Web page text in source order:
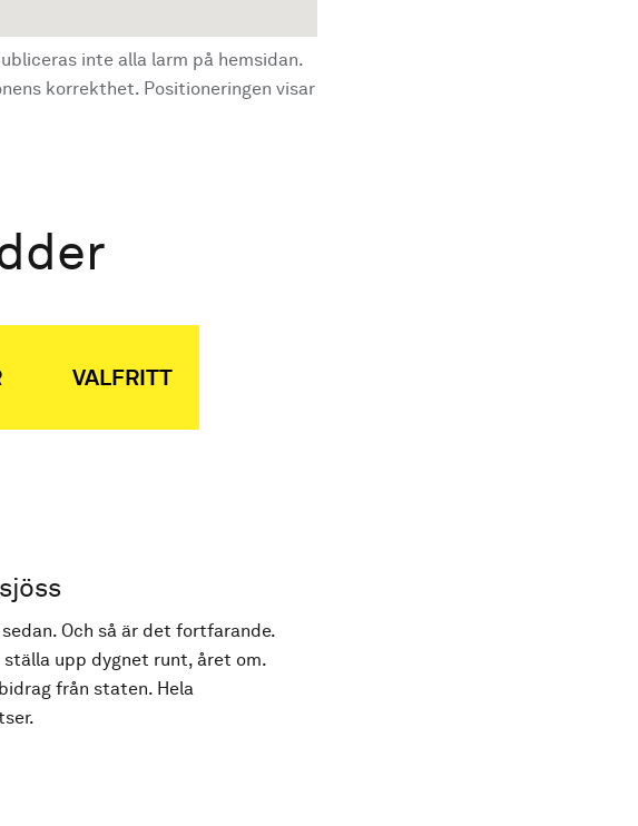
inte alla larm på hemsidan.
korrekthet. Positioneringen visar
VALFRITT
Och så är det fortfarande.
upp dygnet runt, året om.
från staten. Hela